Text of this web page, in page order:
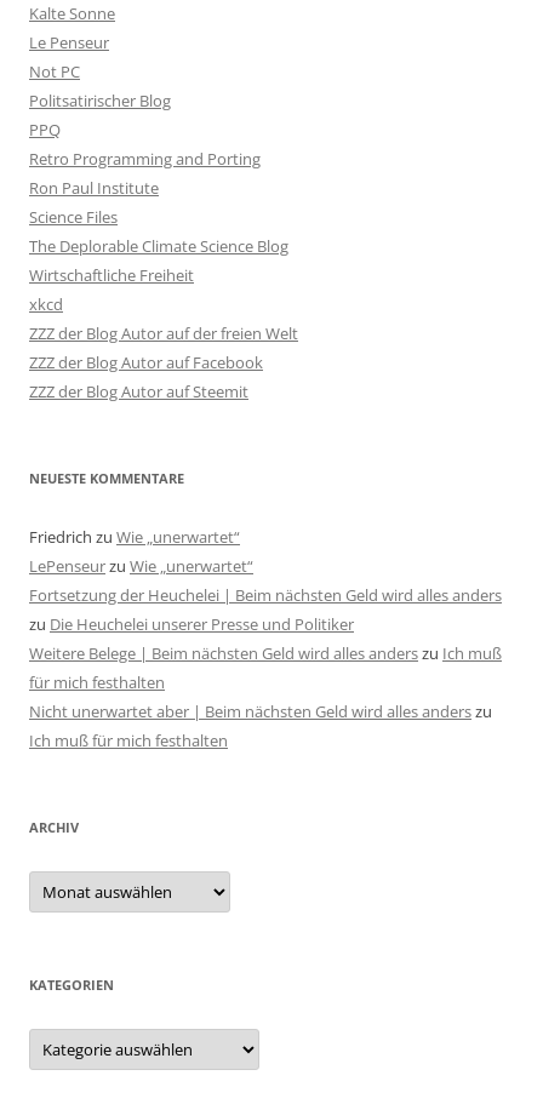
Kalte Sonne
Le Penseur
Not PC
Politsatirischer Blog
PPQ
Retro Programming and Porting
Ron Paul Institute
Science Files
The Deplorable Climate Science Blog
Wirtschaftliche Freiheit
xkcd
ZZZ der Blog Autor auf der freien Welt
ZZZ der Blog Autor auf Facebook
ZZZ der Blog Autor auf Steemit
NEUESTE KOMMENTARE
Friedrich zu Wie „unerwartet“
LePenseurzu Wie „unerwartet“
Fortsetzung der Heuchelei | Beim nächsten Geld wird alles anders
zu Die Heuchelei unserer Presse und Politiker
Weitere Belege | Beim nächsten Geld wird alles anderszu Ich muß
für mich festhalten
Nicht unerwartet aber | Beim nächsten Geld wird alles anderszu
Ich muß für mich festhalten
ARCHIV
Archiv
KATEGORIEN
Kategorien